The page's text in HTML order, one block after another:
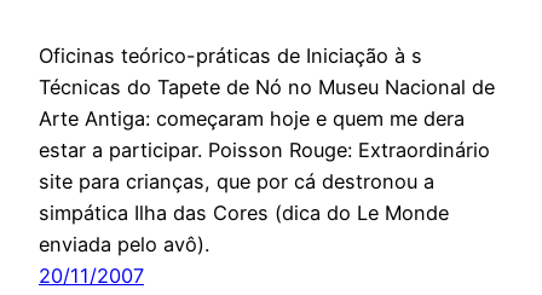
Oficinas teórico-práticas de Iniciação à s
Técnicas do Tapete de Nó no Museu Nacional de
Arte Antiga: começaram hoje e quem me dera
estar a participar. Poisson Rouge: Extraordinário
site para crianças, que por cá destronou a
simpática Ilha das Cores (dica do Le Monde
enviada pelo avô).
20/11/2007